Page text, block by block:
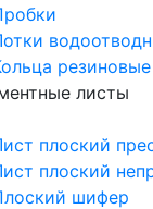
резиновые
листы
плоский
плоский
шифер